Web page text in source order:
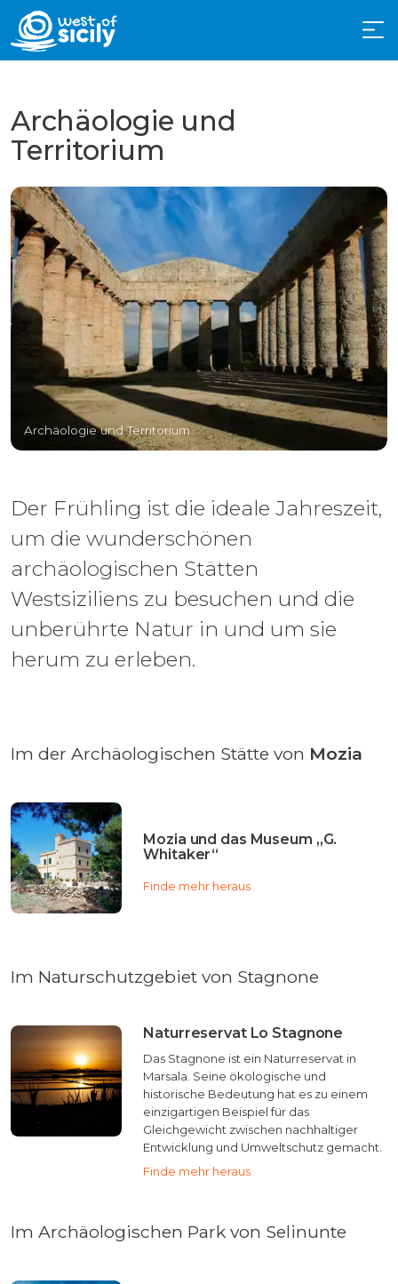
Archäologie und
Territorium
Archäologie und Territorium
Der Frühling ist die ideale Jahreszeit,
um die wunderschönen
archäologischen Stätten
Westsiziliens zu besuchen und die
unberührte Natur in und um sie
herum zu erleben.
Im der Archäologischen Stätte von Mozia
Mozia und das Museum „G.
Whitaker“
Finde mehr heraus
Im Naturschutzgebiet von Stagnone
Naturreservat Lo Stagnone
Das Stagnone ist ein Naturreservat in
Marsala. Seine ökologische und
historische Bedeutung hat es zu einem
einzigartigen Beispiel für das
Gleichgewicht zwischen nachhaltiger
Entwicklung und Umweltschutz gemacht.
Finde mehr heraus
Im Archäologischen Park von Selinunte